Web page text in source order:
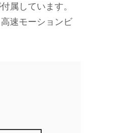
属しています。
速モーションビ